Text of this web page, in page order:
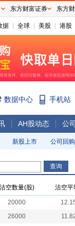
据 全球 美股 港股
数据中心 手机站
AH股动态 公
新股上市 公司回购
沽空数量(股) 沽空平
20000
26000
东方财富证券 东方